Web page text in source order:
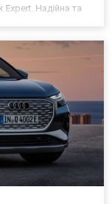
Надійна та